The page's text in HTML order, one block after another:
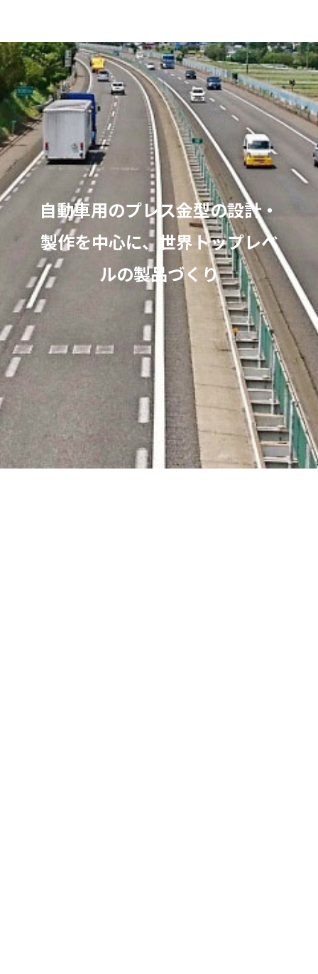
自動車用のプレス金型の設計・
製作を中心に、世界トップレベ
ルの製品づくり